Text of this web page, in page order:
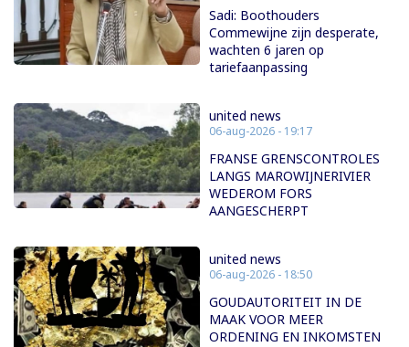
Sadi: Boothouders
Commewijne zijn desperate,
wachten 6 jaren op
tariefaanpassing
united news
06-aug-2026 - 19:17
FRANSE GRENSCONTROLES
LANGS MAROWIJNERIVIER
WEDEROM FORS
AANGESCHERPT
united news
06-aug-2026 - 18:50
GOUDAUTORITEIT IN DE
MAAK VOOR MEER
ORDENING EN INKOMSTEN